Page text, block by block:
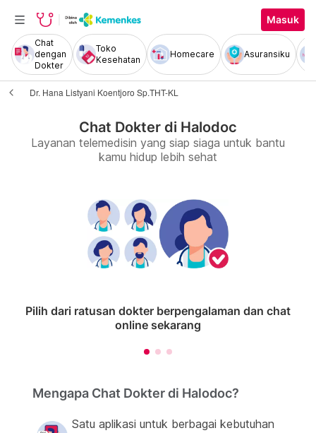
Masuk
Chat
dengan
Dokter
Toko
Kesehatan
Homecare Asuransiku
Dr. Hana Listyani Koentjoro Sp.THT-KL
Chat Dokter di Halodoc
Layanan telemedisin yang siap siaga untuk bantu
kamu hidup lebih sehat
Pilih dari ratusan dokter berpengalaman dan chat
online sekarang
Mengapa Chat Dokter di Halodoc?
Satu aplikasi untuk berbagai kebutuhan